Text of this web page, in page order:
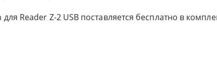
Reader Z-2 USB поставляется бесплатно в